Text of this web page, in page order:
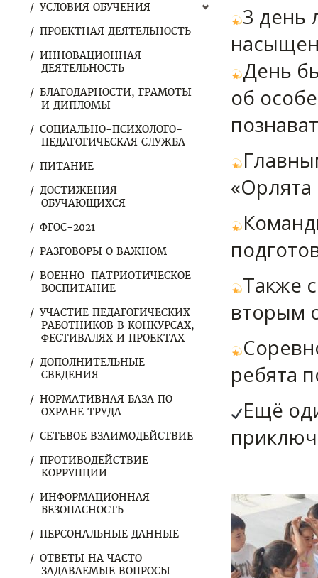
УСЛОВИЯ ОБУЧЕНИЯ
ПРОЕКТНАЯ ДЕЯТЕЛЬНОСТЬ
ИННОВАЦИОННАЯ
ДЕЯТЕЛЬНОСТЬ
БЛАГОДАРНОСТИ, ГРАМОТЫ
И ДИПЛОМЫ
СОЦИАЛЬНО-ПСИХОЛОГО-
ПЕДАГОГИЧЕСКАЯ СЛУЖБА
ПИТАНИЕ
ДОСТИЖЕНИЯ
ОБУЧАЮЩИХСЯ
ФГОС-2021
РАЗГОВОРЫ О ВАЖНОМ
ВОЕННО-ПАТРИОТИЧЕСКОЕ
ВОСПИТАНИЕ
УЧАСТИЕ ПЕДАГОГИЧЕСКИХ
РАБОТНИКОВ В КОНКУРСАХ,
ФЕСТИВАЛЯХ И ПРОЕКТАХ
ДОПОЛНИТЕЛЬНЫЕ
СВЕДЕНИЯ
НОРМАТИВНАЯ БАЗА ПО
ОХРАНЕ ТРУДА
СЕТЕВОЕ ВЗАИМОДЕЙСТВИЕ
ПРОТИВОДЕЙСТВИЕ
КОРРУПЦИИ
ИНФОРМАЦИОННАЯ
БЕЗОПАСНОСТЬ
ПЕРСОНАЛЬНЫЕ ДАННЫЕ
ОТВЕТЫ НА ЧАСТО
ЗАДАВАЕМЫЕ ВОПРОСЫ
3 день
День
об
«Орлята
Также
вторым
ребята
Ещё